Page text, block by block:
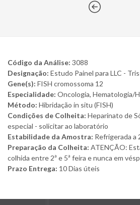
Código da Análise: 3088
Designação: Estudo Painel para LLC -
Gene(s): FISH cromossoma 12
Especialidade: Oncologia, Hematologia/
Método: Hibridação in situ (FISH)
Condições de Colheita: Heparinato de
especial - solicitar ao laboratório
Estabilidade da Amostra: Refrigerada a
Preparação da Colheita: ATENÇÃO:
colhida entre 2ª e 5ª feira e nunca em
Prazo Entrega: 10 Dias úteis